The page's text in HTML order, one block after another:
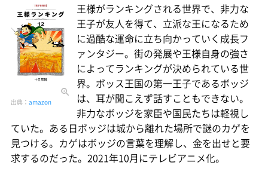
出典： amazon
王様がランキングされる世界で、非力な
王子が友人を得て、立派な王になるため
に過酷な運命に立ち向かっていく成長フ
ァンタジー。街の発展や王様自身の強さ
によってランキングが決められている世
界。ボッス王国の第一王子であるボッジ
は、耳が聞こえず話すこともできない。
非力なボッジを家臣や国民たちは軽視し
ていた。ある日ボッジは城から離れた場所で謎のカゲを
見つける。カゲはボッジの言葉を理解し、金を出せと要
求するのだった。2021年10月にテレビアニメ化。